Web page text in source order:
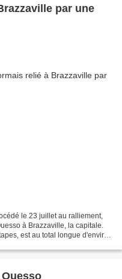
par une
le 23 juillet au ralliement,
à Brazzaville, la capitale.
est au total longue d'environ